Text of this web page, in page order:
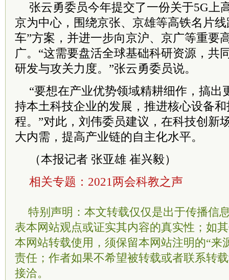
张云勇委员今年提交了一份关于5G上
京为中心，围绕京张、京雄等高铁名片
车”方案，并进一步向京沪、京广等重要
广。“这需要盘活全球基础科研资源，共
研发与攻关力度。”张云勇委员说。
“要想在产业优势领域精耕细作，搞出
持本土科技企业的发展，推进核心设备
程。”对此，刘伟委员建议，在科技创新
大内需，提高产业链的自主化水平。
（本报记者 张亚雄 崔兴毅）
相关专题： 2021两会科教之声
特别声明：本文转载仅仅是出于传播信
表本网站观点或证实其内容的真实性；如
本网站转载使用，须保留本网站注明的“来
责任；作者如果不希望被转载或者联系转
接洽。